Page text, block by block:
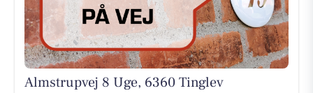
Almstrupvej 8 Uge, 6360 Tinglev